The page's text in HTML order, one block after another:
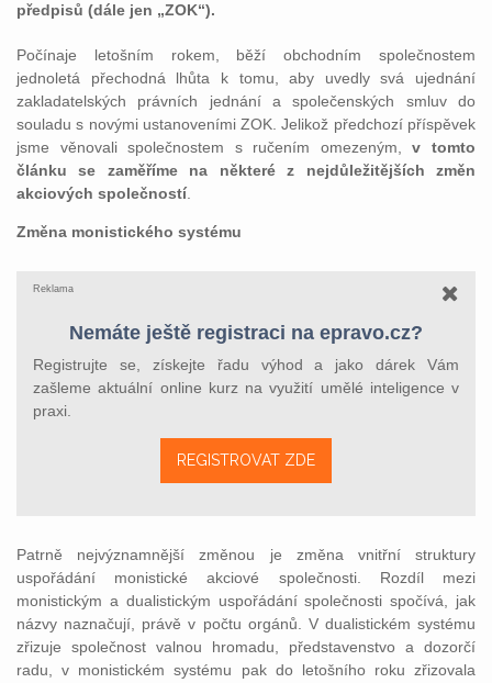
předpisů (dále jen „ZOK“).
Počínaje letošním rokem, běží obchodním společnostem
jednoletá přechodná lhůta k tomu, aby uvedly svá ujednání
zakladatelských právních jednání a společenských smluv do
souladu s novými ustanoveními ZOK. Jelikož předchozí příspěvek
jsme věnovali společnostem s ručením omezeným,v tomto
článku se zaměříme na některé z nejdůležitějších změn
akciových společností
Změna monistického systému
Reklama
Nemáte ještě registraci na epravo.cz?
Registrujte se, získejte řadu výhod a jako dárek Vám
zašleme aktuální online kurz na využití umělé inteligence v
praxi.
REGISTROVAT ZDE
Patrně nejvýznamnější změnou je změna vnitřní struktury
uspořádání monistické akciové společnosti. Rozdíl mezi
monistickým a dualistickým uspořádání společnosti spočívá, jak
názvy naznačují, právě v počtu orgánů. V dualistickém systému
zřizuje společnost valnou hromadu, představenstvo a dozorčí
radu, v monistickém systému pak do letošního roku zřizovala